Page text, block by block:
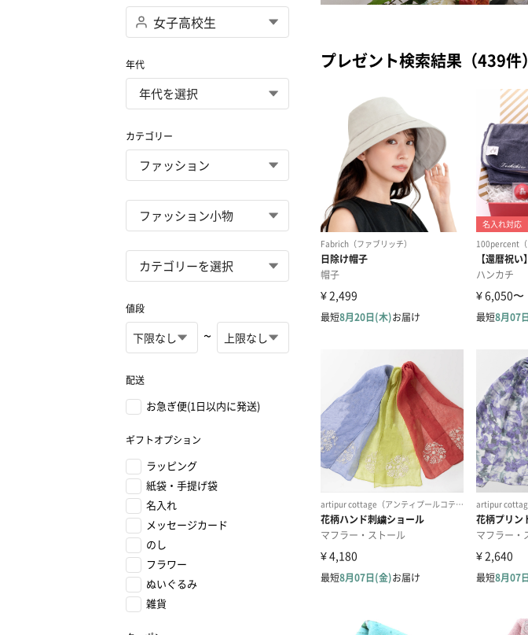
年代
カテゴリー
値段
~
配送
お急ぎ便(1日以内に発送)
ギフトオプション
ラッピング
紙袋・手提げ袋
名入れ
メッセージカード
のし
フラワー
ぬいぐるみ
雑貨
プレゼント検索結果（439件）